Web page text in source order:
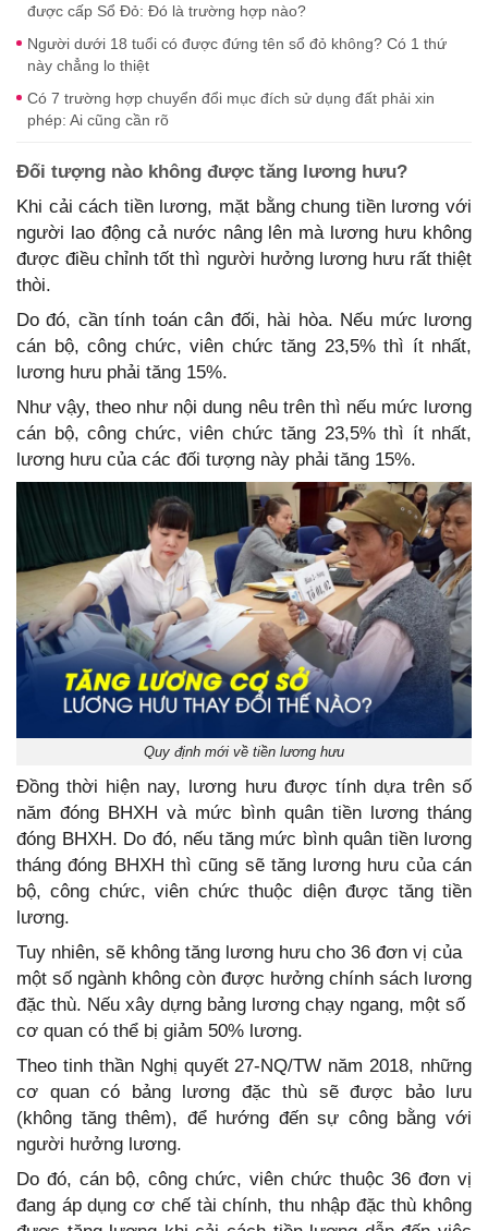
được cấp Sổ Đỏ: Đó là trường hợp nào?
Người dưới 18 tuổi có được đứng tên sổ đỏ không? Có 1 thứ
này chẳng lo thiệt
Có 7 trường hợp chuyển đổi mục đích sử dụng đất phải xin
phép: Ai cũng cần rõ
Đối tượng nào không được tăng lương hưu?
Khi cải cách tiền lương, mặt bằng chung tiền lương với
người lao động cả nước nâng lên mà lương hưu không
được điều chỉnh tốt thì người hưởng lương hưu rất thiệt
thòi.
Do đó, cần tính toán cân đối, hài hòa. Nếu mức lương
cán bộ, công chức, viên chức tăng 23,5% thì ít nhất,
lương hưu phải tăng 15%.
Như vậy, theo như nội dung nêu trên thì nếu mức lương
cán bộ, công chức, viên chức tăng 23,5% thì ít nhất,
lương hưu của các đối tượng này phải tăng 15%.
Quy định mới về tiền lương hưu
Đồng thời hiện nay, lương hưu được tính dựa trên số
năm đóng BHXH và mức bình quân tiền lương tháng
đóng BHXH. Do đó, nếu tăng mức bình quân tiền lương
tháng đóng BHXH thì cũng sẽ tăng lương hưu của cán
bộ, công chức, viên chức thuộc diện được tăng tiền
lương.
Tuy nhiên, sẽ không tăng lương hưu cho 36 đơn vị của
một số ngành không còn được hưởng chính sách lương
đặc thù. Nếu xây dựng bảng lương chạy ngang, một số
cơ quan có thể bị giảm 50% lương.
Theo tinh thần Nghị quyết 27-NQ/TW năm 2018, những
cơ quan có bảng lương đặc thù sẽ được bảo lưu
(không tăng thêm), để hướng đến sự công bằng với
người hưởng lương.
Do đó, cán bộ, công chức, viên chức thuộc 36 đơn vị
đang áp dụng cơ chế tài chính, thu nhập đặc thù không